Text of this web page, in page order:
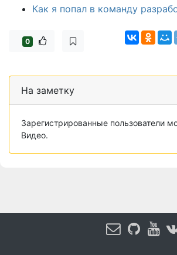
Как я попал в команду
0
На заметку
Зарегистрированные пользователи
Видео.